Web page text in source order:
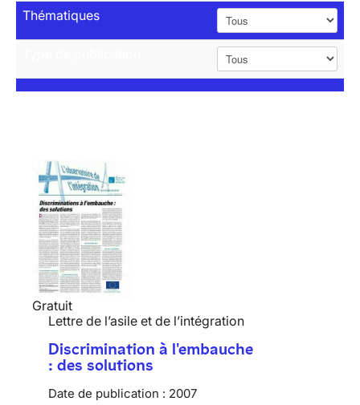
Thématiques
Gratuit
Lettre de l’asile et de l’intégration
Discrimination à l'embauche
: des solutions
Date de publication : 2007